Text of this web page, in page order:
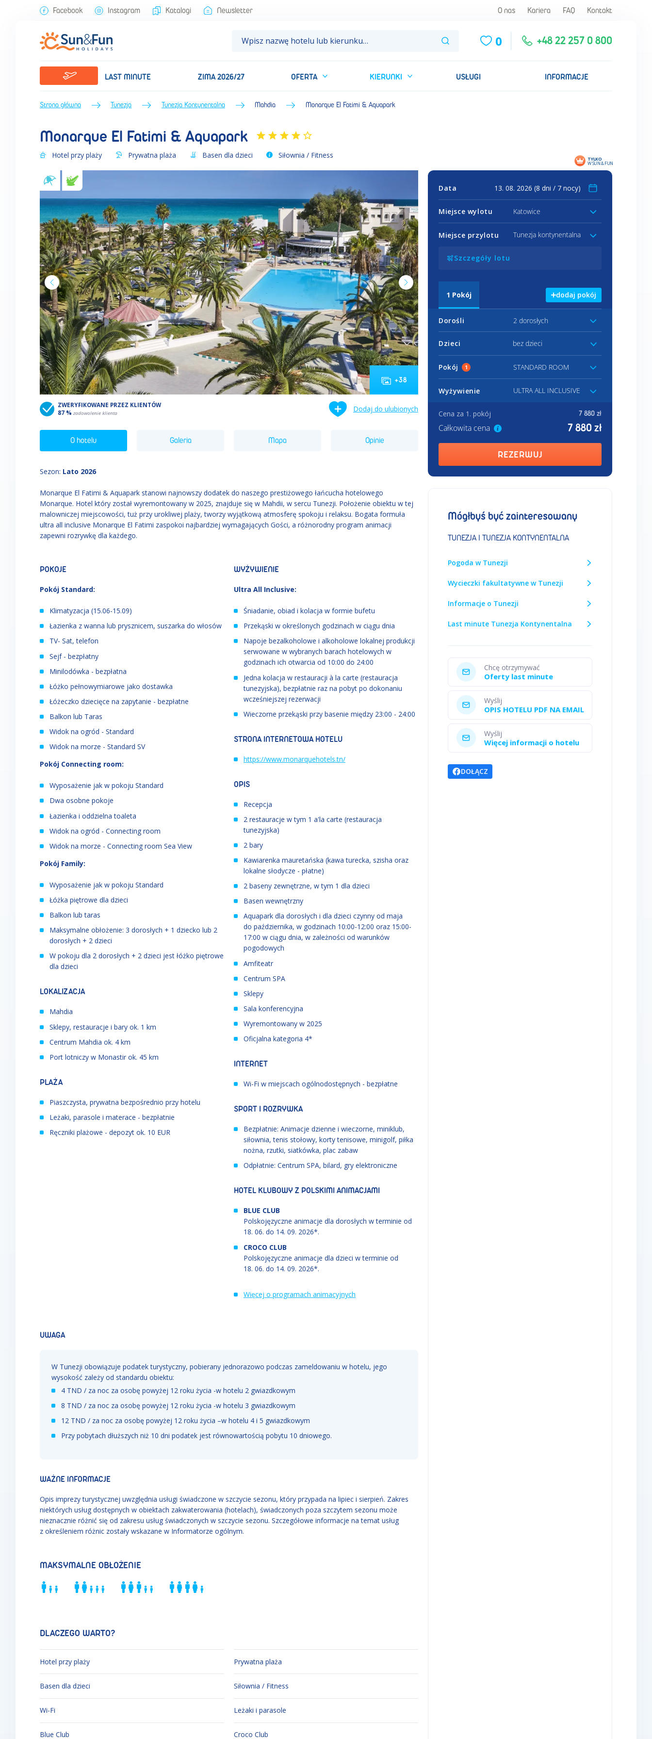
Facebook Instagram Katalogi Newsletter O nas Kariera FAQ Kontakt
0 +48 22 257 0 800
LAST MINUTE ZIMA 2026/27 OFERTA KIERUNKI USŁUGI INFORMACJE
Strona główna Tunezja Tunezja Kontynentalna Mahdia Monarque El Fatimi & Aquapark
Monarque El Fatimi & Aquapark
Hotel przy plaży Prywatna plaża Basen dla dzieci Siłownia / Fitness TYLKO
W SUN & FUN
+38
ZWERYFIKOWANE PRZEZ KLIENTÓW
87 % zadowolenie klienta Dodaj do ulubionych
O hotelu Galeria Mapa Opinie
Sezon: Lato 2026
Monarque El Fatimi & Aquapark stanowi najnowszy dodatek do naszego prestiżowego łańcucha hotelowego
Monarque. Hotel który został wyremontowany w 2025, znajduje się w Mahdii, w sercu Tunezji. Położenie obiektu w tej
malowniczej miejscowości, tuż przy urokliwej plaży, tworzy wyjątkową atmosferę spokoju i relaksu. Bogata formuła
ultra all inclusive Monarque El Fatimi zaspokoi najbardziej wymagających Gości, a różnorodny program animacji
zapewni rozrywkę dla każdego.
POKOJE
Pokój Standard:
Klimatyzacja (15.06-15.09)
Łazienka z wanna lub prysznicem, suszarka do włosów
TV- Sat, telefon
Sejf - bezpłatny
Minilodówka - bezpłatna
Łóżko pełnowymiarowe jako dostawka
Łóżeczko dziecięce na zapytanie - bezpłatne
Balkon lub Taras
Widok na ogród - Standard
Widok na morze - Standard SV
Pokój Connecting room:
Wyposażenie jak w pokoju Standard
Dwa osobne pokoje
Łazienka i oddzielna toaleta
Widok na ogród - Connecting room
Widok na morze - Connecting room Sea View
Pokój Family:
Wyposażenie jak w pokoju Standard
Łóżka piętrowe dla dzieci
Balkon lub taras
Maksymalne obłożenie: 3 dorosłych + 1 dziecko lub 2
dorosłych + 2 dzieci
W pokoju dla 2 dorosłych + 2 dzieci jest łóżko piętrowe
dla dzieci
LOKALIZACJA
Mahdia
Sklepy, restauracje i bary ok. 1 km
Centrum Mahdia ok. 4 km
Port lotniczy w Monastir ok. 45 km
PLAŻA
Piaszczysta, prywatna bezpośrednio przy hotelu
Leżaki, parasole i materace - bezpłatnie
Ręczniki plażowe - depozyt ok. 10 EUR
WYŻYWIENIE
Ultra All Inclusive:
Śniadanie, obiad i kolacja w formie bufetu
Przekąski w określonych godzinach w ciągu dnia
Napoje bezalkoholowe i alkoholowe lokalnej produkcji
serwowane w wybranych barach hotelowych w
godzinach ich otwarcia od 10:00 do 24:00
Jedna kolacja w restauracji à la carte (restauracja
tunezyjska), bezpłatnie raz na pobyt po dokonaniu
wcześniejszej rezerwacji
Wieczorne przekąski przy basenie między 23:00 - 24:00
STRONA INTERNETOWA HOTELU
https://www.monarquehotels.tn/
OPIS
Recepcja
2 restauracje w tym 1 a'la carte (restauracja
tunezyjska)
2 bary
Kawiarenka mauretańska (kawa turecka, szisha oraz
lokalne słodycze - płatne)
2 baseny zewnętrzne, w tym 1 dla dzieci
Basen wewnętrzny
Aquapark dla dorosłych i dla dzieci czynny od maja
do października, w godzinach 10:00-12:00 oraz 15:00-
17:00 w ciągu dnia, w zależności od warunków
pogodowych
Amfiteatr
Centrum SPA
Sklepy
Sala konferencyjna
Wyremontowany w 2025
Oficjalna kategoria 4*
INTERNET
Wi-Fi w miejscach ogólnodostępnych - bezpłatne
SPORT I ROZRYWKA
Bezpłatnie: Animacje dzienne i wieczorne, miniklub,
siłownia, tenis stołowy, korty tenisowe, minigolf, piłka
nożna, rzutki, siatkówka, plac zabaw
Odpłatnie: Centrum SPA, bilard, gry elektroniczne
HOTEL KLUBOWY Z POLSKIMI ANIMACJAMI
BLUE CLUB
Polskojęzyczne animacje dla dorosłych w terminie od
18. 06. do 14. 09. 2026*.
CROCO CLUB
Polskojęzyczne animacje dla dzieci w terminie od
18. 06. do 14. 09. 2026*.
Więcej o programach animacyjnych
UWAGA
W Tunezji obowiązuje podatek turystyczny, pobierany jednorazowo podczas zameldowaniu w hotelu, jego
wysokość zależy od standardu obiektu:
4 TND / za noc za osobę powyżej 12 roku życia -w hotelu 2 gwiazdkowym
8 TND / za noc za osobę powyżej 12 roku życia -w hotelu 3 gwiazdkowym
12 TND / za noc za osobę powyżej 12 roku życia –w hotelu 4 i 5 gwiazdkowym
Przy pobytach dłuższych niż 10 dni podatek jest równowartością pobytu 10 dniowego.
WAŻNE INFORMACJE
Opis imprezy turystycznej uwzględnia usługi świadczone w szczycie sezonu, który przypada na lipiec i sierpień. Zakres
niektórych usług dostępnych w obiektach zakwaterowania (hotelach), świadczonych poza szczytem sezonu może
nieznacznie różnić się od zakresu usług świadczonych w szczycie sezonu. Szczegółowe informacje na temat usług
z określeniem różnic zostały wskazane w Informatorze ogólnym.
MAKSYMALNE OBŁOŻENIE
DLACZEGO WARTO?
Hotel przy plaży Prywatna plaża
Basen dla dzieci Siłownia / Fitness
Wi-Fi Leżaki i parasole
Blue Club Croco Club
Data
Miejsce wylotu Katowice
Miejsce przylotu Tunezja kontynentalna
Szczegóły lotu
1 Pokój dodaj pokój
Dorośli 2 dorosłych
Dzieci bez dzieci
Pokój 1 STANDARD ROOM
Wyżywienie ULTRA ALL INCLUSIVE
Cena za 1. pokój 7 880 zł
Całkowita cena 7 880 zł
REZERWUJ
Mógłbyś być zainteresowany
TUNEZJA I TUNEZJA KONTYNENTALNA
Pogoda w Tunezji
Wycieczki fakultatywne w Tunezji
Informacje o Tunezji
Last minute Tunezja Kontynentalna
Chcę otrzymywać
Oferty last minute
Wyślij
OPIS HOTELU PDF NA EMAIL
Wyślij
Więcej informacji o hotelu
DOŁĄCZ
Monarque El Fatimi & Aquapark (Zima 2026/2027) • Tunezja Kontynentalna • Tunezja • BP Sun&Fun